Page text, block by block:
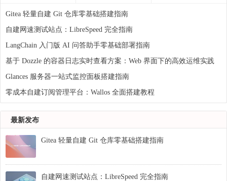
Gitea 轻量自建 Git 仓库零基础搭建指南
自建网速测试站点：LibreSpeed 完全指南
LangChain 入门版 AI 问答助手零基础部署指南
基于 Dozzle 的容器日志实时查看方案：Web 界面下的高效运维实践
Glances 服务器一站式监控面板搭建指南
零成本自建订阅管理平台：Wallos 全面搭建教程
最新发布
Gitea 轻量自建 Git 仓库零基础搭建指南
自建网速测试站点：LibreSpeed 完全指南